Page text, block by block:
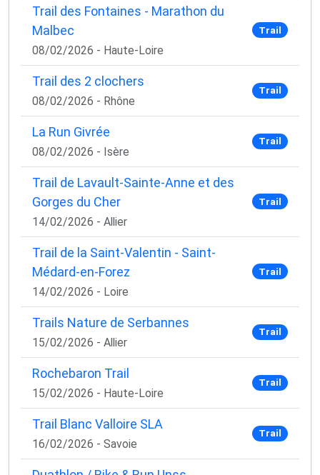
Trail des Fontaines - Marathon du
Malbec
08/02/2026 - Haute-Loire
Trail
Trail des 2 clochers
08/02/2026 - Rhône
Trail
La Run Givrée
08/02/2026 - Isère
Trail
Trail de Lavault-Sainte-Anne et des
Gorges du Cher
14/02/2026 - Allier
Trail
Trail de la Saint-Valentin - Saint-
Médard-en-Forez
14/02/2026 - Loire
Trail
Trails Nature de Serbannes
15/02/2026 - Allier
Trail
Rochebaron Trail
15/02/2026 - Haute-Loire
Trail
Trail Blanc Valloire SLA
16/02/2026 - Savoie
Trail